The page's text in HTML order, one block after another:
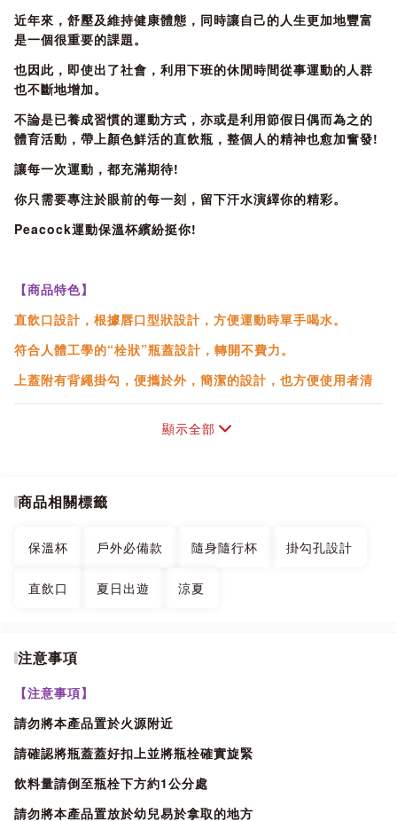
近年來，舒壓及維持健康體態，同時讓自己的人生更加地豐富
是一個很重要的課題。
也因此，即使出了社會，利用下班的休閒時間從事運動的人群
也不斷地增加。
不論是已養成習慣的運動方式，亦或是利用節假日偶而為之的
體育活動，帶上顏色鮮活的直飲瓶，整個人的精神也愈加奮發!
讓每一次運動，都充滿期待!
你只需要專注於眼前的每一刻，留下汗水演繹你的精彩。
Peacock運動保溫杯繽紛挺你!
【商品特色】
直飲口設計，根據唇口型狀設計，方便運動時單手喝水。
符合人體工學的“栓狀”瓶蓋設計，轉開不費力。
上蓋附有背繩掛勾，便攜於外，簡潔的設計，也方便使用者清
洗。
雙層真空隔熱實現長效保溫，食用級不鏽鋼內膽，耐腐蝕不易
【保溫瓶的選購】
因為我們想要真正地享受瓶中的冷飲或熱飲，材質的安全更關
對人體有害物質。
選購時，要考量材質、技術，以及具品牌的保溫瓶，它不僅能
用壽命。
日本孔雀Peacock母公司於1923年創立於大阪，從事保溫瓶生
產。與虎牌、象印牌同為日本保溫產品協會成員。
十年零投訴的優質品牌-日本孔雀，百年的匠心質造，有情懷有
顯示全部
商品相關標籤
保溫杯 戶外必備款 隨身隨行杯 掛勾孔設計
直飲口 夏日出遊 涼夏
注意事項
【注意事項】
請勿將本產品置於火源附近
請確認將瓶蓋蓋好扣上並將瓶栓確實旋緊
飲料量請倒至瓶栓下方約1公分處
請勿將本產品置放於幼兒易於拿取的地方